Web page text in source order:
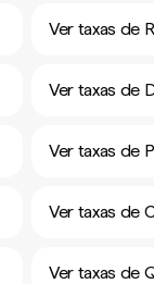
Ver taxas de
Ver taxas de
Ver taxas de
Ver taxas de
Ver taxas de